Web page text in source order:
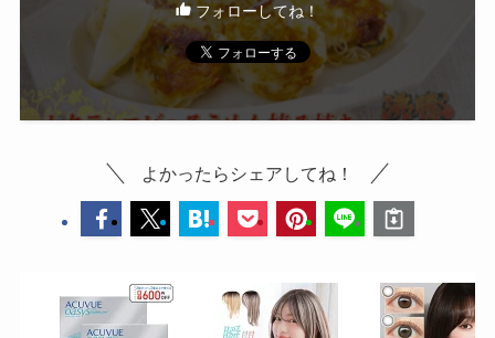
フォローしてね！
よかったらシェアしてね！